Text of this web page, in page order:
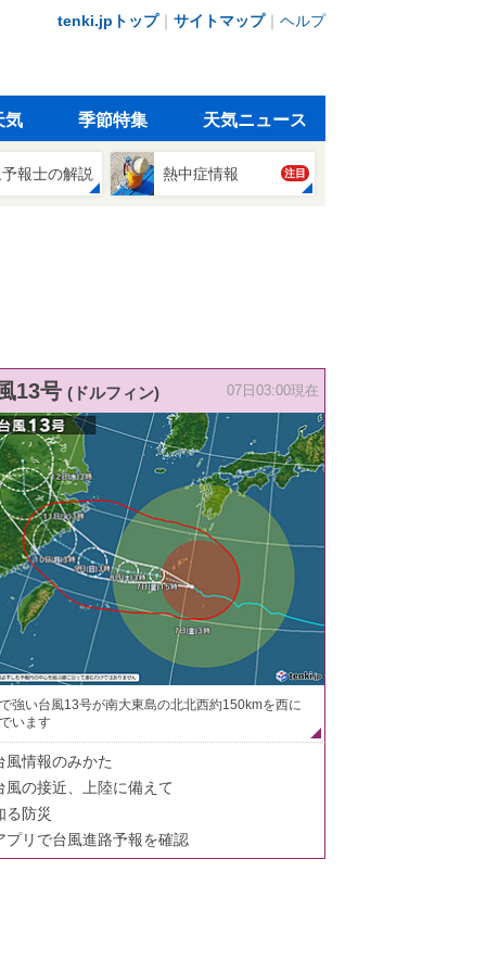
tenki.jpトップ｜ サイトマップ｜ ヘルプ
気 季節特集 天気ニュース
報士の解説 熱中症情報 注目
13号 (ドルフィン) 07日03:00現在
強い台風13号が南大東島の北北西約150kmを西に
います
風情報のみかた
風の接近、上陸に備えて
る防災
プリで台風進路予報を確認